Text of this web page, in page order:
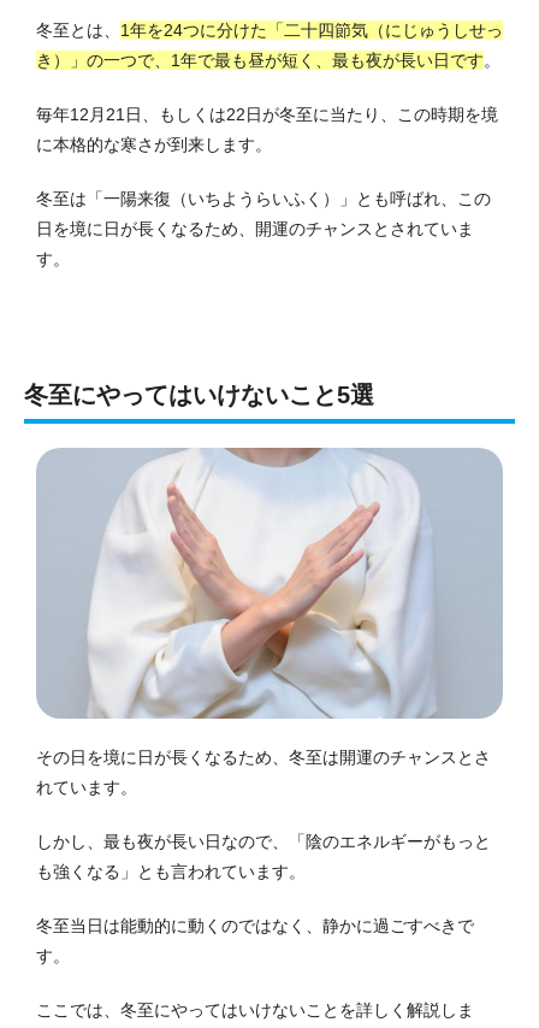
冬至とは、 1年を24つに分けた「二十四節気（にじゅうしせっ
き）」の一つで、1年で最も昼が短く、最も夜が長い日です。
毎年12月21日、もしくは22日が冬至に当たり、この時期を境
に本格的な寒さが到来します。
冬至は「一陽来復（いちようらいふく）」とも呼ばれ、この
日を境に日が長くなるため、開運のチャンスとされていま
す。
冬至にやってはいけないこと5選
その日を境に日が長くなるため、冬至は開運のチャンスとさ
れています。
しかし、最も夜が長い日なので、「陰のエネルギーがもっと
も強くなる」とも言われています。
冬至当日は能動的に動くのではなく、静かに過ごすべきで
す。
ここでは、冬至にやってはいけないことを詳しく解説しま